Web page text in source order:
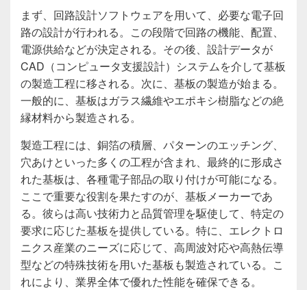
まず、回路設計ソフトウェアを用いて、必要な電子回
路の設計が行われる。この段階で回路の機能、配置、
電源供給などが決定される。その後、設計データが
CAD（コンピュータ支援設計）システムを介して基板
の製造工程に移される。次に、基板の製造が始まる。
一般的に、基板はガラス繊維やエポキシ樹脂などの絶
縁材料から製造される。
製造工程には、銅箔の積層、パターンのエッチング、
穴あけといった多くの工程が含まれ、最終的に形成さ
れた基板は、各種電子部品の取り付けが可能になる。
ここで重要な役割を果たすのが、基板メーカーであ
る。彼らは高い技術力と品質管理を駆使して、特定の
要求に応じた基板を提供している。特に、エレクトロ
ニクス産業のニーズに応じて、高周波対応や高熱伝導
型などの特殊技術を用いた基板も製造されている。こ
れにより、業界全体で優れた性能を確保できる。